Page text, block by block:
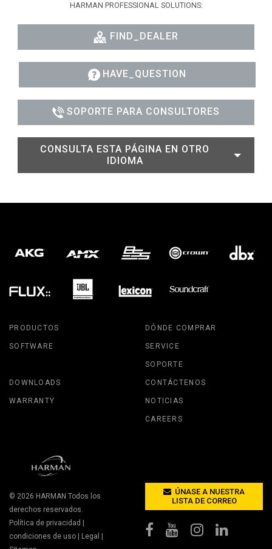
HARMAN PROFESSIONAL SOLUTIONS:
FIND_DEALER
HAVE_QUESTION
SOPORTE PARA CONSULTORES
CONSULTA ESTA PÁGINA EN OTRO
IDIOMA
PRODUCTOS
SOFTWARE
DÓNDE COMPRAR
SERVICE
SOPORTE
DOWNLOADS
WARRANTY
CONTÁCTENOS
NOTICIAS
CAREERS
© 2026 HARMAN Todos los
derechos reservados.
Política de privacidad |
condiciones de uso | Legal |
ÚNASE A NUESTRA
LISTA DE CORREO